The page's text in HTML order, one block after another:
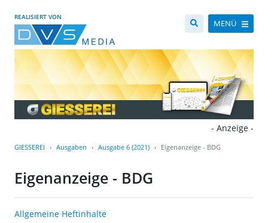
REALISIERT VON
MENÜ
- Anzeige -
GIESSEREI Ausgaben Ausgabe 6 (2021) Eigenanzeige - BDG
Eigenanzeige - BDG
Allgemeine Heftinhalte